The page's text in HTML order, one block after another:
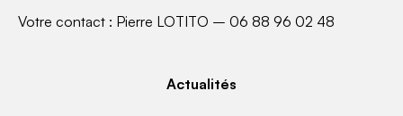
Votre contact : Pierre LOTITO – 06 88 96 02 48
Actualités